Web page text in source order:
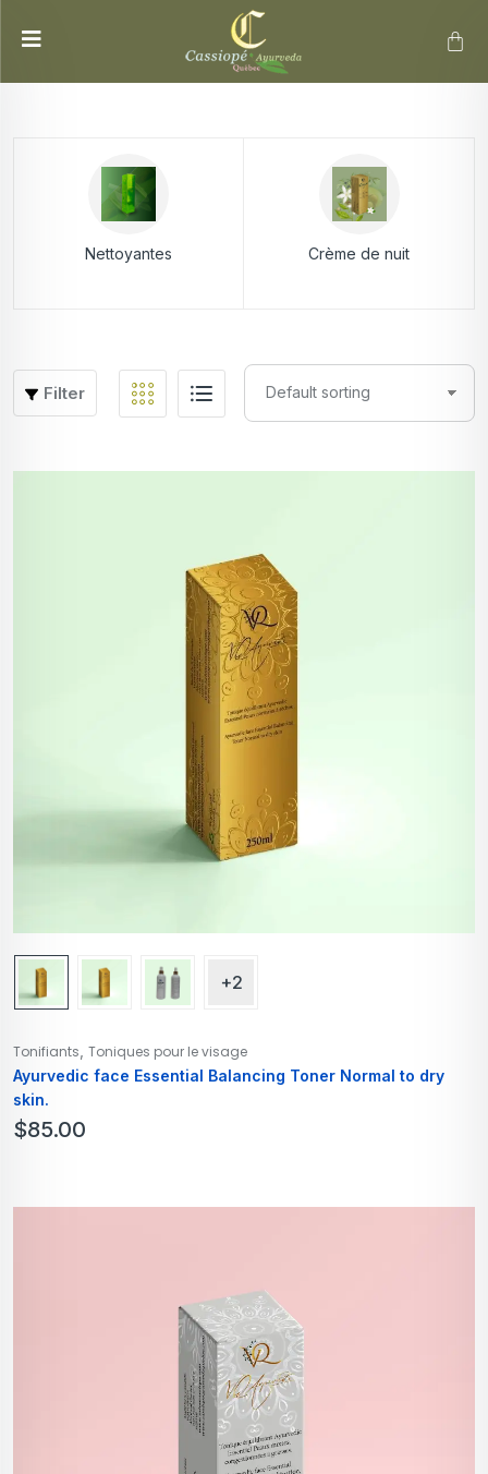
Nettoyantes Crème de nuit
Filter
+2
Tonifiants Toniques pour le visage
Ayurvedic face Essential Balancing Toner Normal to dry
skin.
$85.00